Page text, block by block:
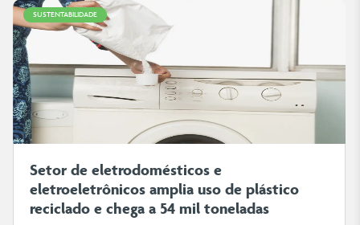
SUSTENTABILIDADE
Setor de eletrodomésticos e
eletroeletrônicos amplia uso de plástico
reciclado e chega a 54 mil toneladas